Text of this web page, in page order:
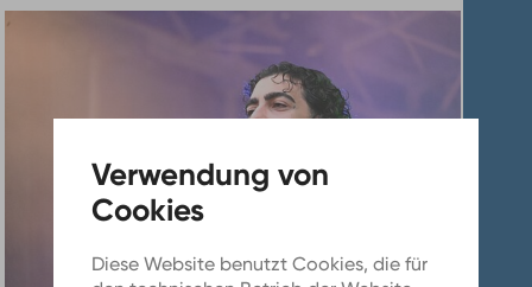
Diese Website benutzt Cookies, die für